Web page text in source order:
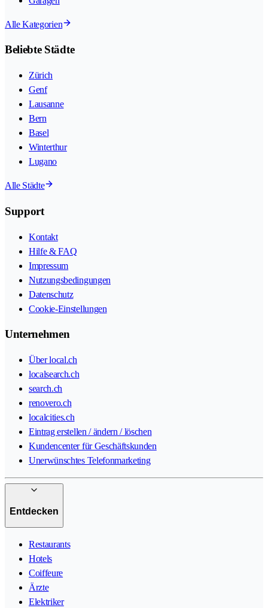
Alle Kategorien
Beliebte Städte
Zürich
Genf
Lausanne
Bern
Basel
Winterthur
Lugano
Alle Städte
Support
Kontakt
Hilfe & FAQ
Impressum
Nutzungsbedingungen
Datenschutz
Cookie-Einstellungen
Unternehmen
Über local.ch
localsearch.ch
search.ch
renovero.ch
localcities.ch
Eintrag erstellen / ändern / löschen
Kundencenter für Geschäftskunden
Unerwünschtes Telefonmarketing
Entdecken
Restaurants
Hotels
Coiffeure
Ärzte
Elektriker